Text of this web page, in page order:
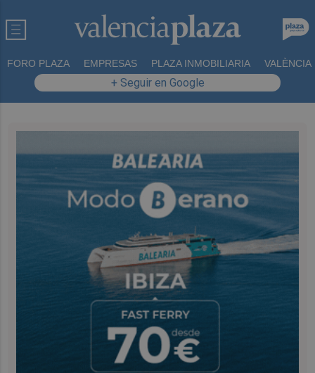
FORO PLAZA EMPRESAS PLAZA INMOBILIARIA VALÈNCIA
+ Seguir en Google